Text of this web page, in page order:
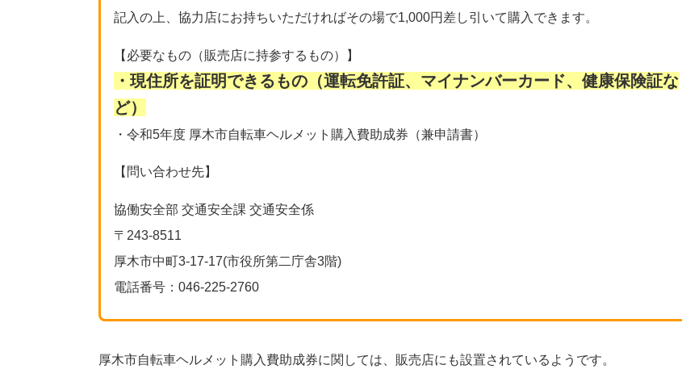
記入の上、協力店にお持ちいただければその場で1,000円差し引いて購入できます。
【必要なもの（販売店に持参するもの）】
・現住所を証明できるもの（運転免許証、マイナンバーカード、健康保険証な
ど）
・令和5年度 厚木市自転車ヘルメット購入費助成券（兼申請書）
【問い合わせ先】
協働安全部 交通安全課 交通安全係
〒243-8511
厚木市中町3-17-17(市役所第二庁舎3階)
電話番号：046-225-2760
厚木市自転車ヘルメット購入費助成券に関しては、販売店にも設置されているようです。